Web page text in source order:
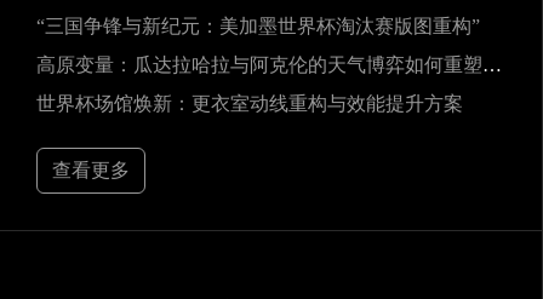
“三国争锋与新纪元：美加墨世界杯淘汰赛版图重构”
高原变量：瓜达拉哈拉与阿克伦的天气博弈如何重塑2026世界杯战术逻辑
世界杯场馆焕新：更衣室动线重构与效能提升方案
查看更多